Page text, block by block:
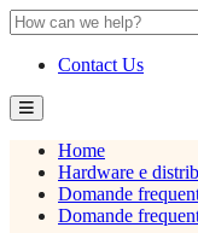
Contact Us
Home
Hardware e
Domande
Domande